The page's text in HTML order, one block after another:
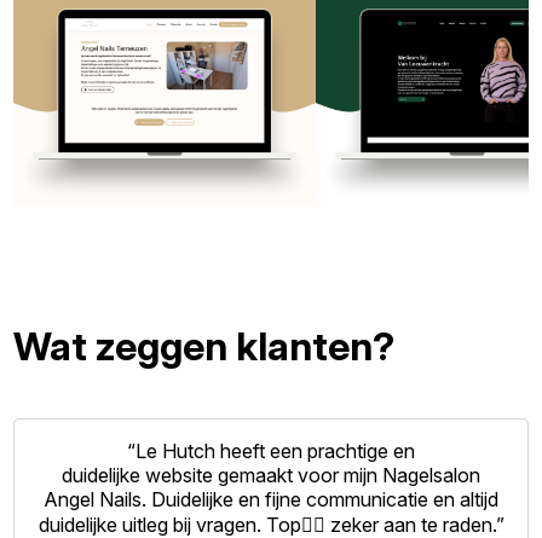
Wat zeggen klanten?
“Le Hutch heeft een prachtige en
duidelijke website gemaakt voor mijn Nagelsalon
Angel Nails. Duidelijke en fijne communicatie en altijd
duidelijke uitleg bij vragen. Top👍🏻 zeker aan te raden.”